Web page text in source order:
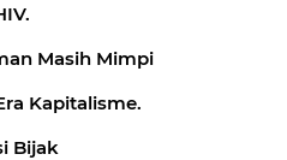
Masih Mimpi
Kapitalisme.
Bijak